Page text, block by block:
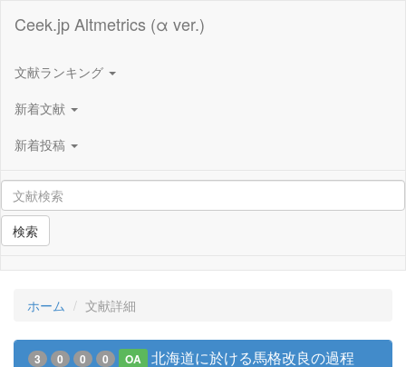
Ceek.jp Altmetrics (α ver.)
文献ランキング
新着文献
新着投稿
検索
ホーム 文献詳細
3 0 0 0 OA 北海道に於ける馬格改良の過程